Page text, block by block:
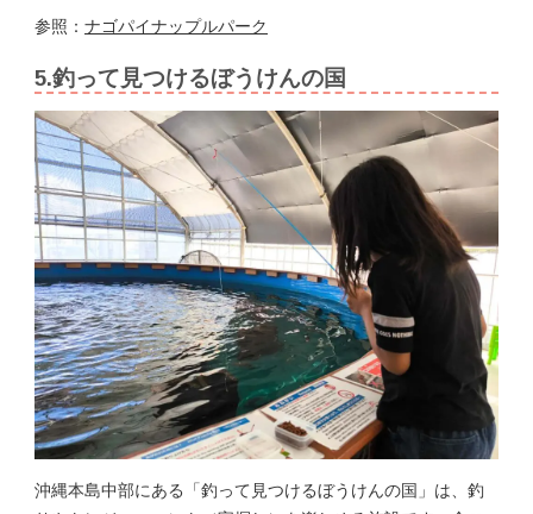
参照： ナゴパイナップルパーク
5.釣って見つけるぼうけんの国
沖縄本島中部にある「釣って見つけるぼうけんの国」は、釣